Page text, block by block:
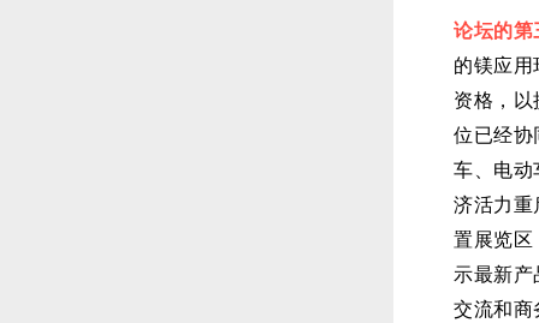
论坛的第
的镁应
资格，
位已经
车、电动
济活力重
置展览
示最新产
交流和商